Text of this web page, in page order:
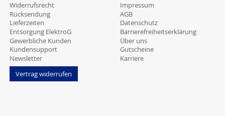
Widerrufsrecht
Rücksendung
Lieferzeiten
Entsorgung ElektroG
Gewerbliche Kunden
Kundensupport
Newsletter
Vertrag widerrufen
Impressum
AGB
Datenschutz
Barrierefreiheitserklärung
Über uns
Gutscheine
Karriere